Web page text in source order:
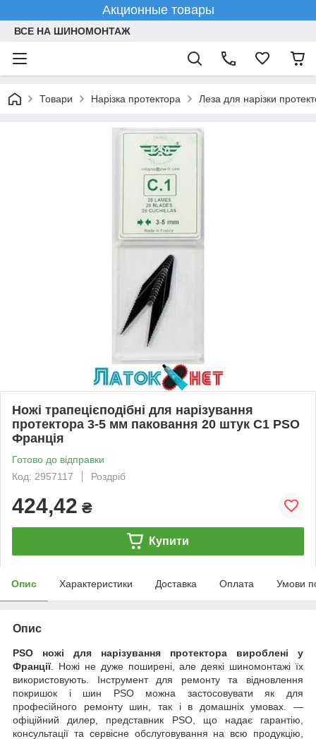
Акционные товары
ВСЕ НА ШИНОМОНТАЖ
Товари Нарізка протектора Леза для нарізки
Ножі трапецієподібні для нарізування
протектора 3-5 мм паковання 20 штук С1 PSO
Франція
Готово до відправки
Код: 2957117
Роздріб
424,42 ₴
Купити
Опис Характеристики Доставка Оплата Умови
Опис
PSO ножі для нарізування протектора вироблені у
Франції. Ножі не дуже поширені, але деякі шиномонтажі їх
використовують. Інструмент для ремонту та відновлення
покришок і шин PSO можна застосовувати як для
професійного ремонту шин, так і в домашніх умовах. —
офіційний дилер, представник PSO, що надає гарантію,
консультації та сервісне обслуговування на всю продукцію,